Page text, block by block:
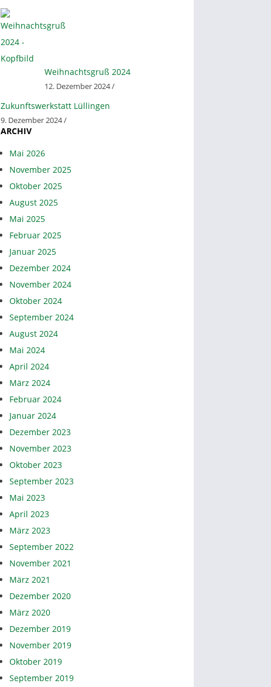
Weihnachtsgruß 2024
12. Dezember 2024 /
Zukunftswerkstatt Lüllingen
9. Dezember 2024 /
ARCHIV
Mai 2026
November 2025
Oktober 2025
August 2025
Mai 2025
Februar 2025
Januar 2025
Dezember 2024
November 2024
Oktober 2024
September 2024
August 2024
Mai 2024
April 2024
März 2024
Februar 2024
Januar 2024
Dezember 2023
November 2023
Oktober 2023
September 2023
Mai 2023
April 2023
März 2023
September 2022
November 2021
März 2021
Dezember 2020
März 2020
Dezember 2019
November 2019
Oktober 2019
September 2019